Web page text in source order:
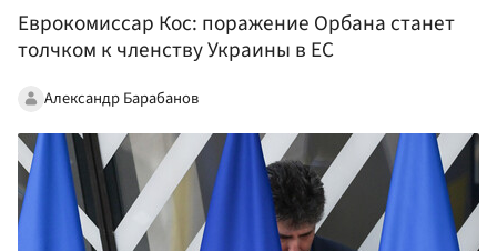
Еврокомиссар Кос: поражение Орбана станет
толчком к членству Украины в ЕС
Александр Барабанов